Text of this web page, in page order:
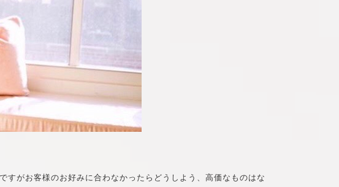
すがお客様のお好みに合わなかったらどうしよう、高価なものはな